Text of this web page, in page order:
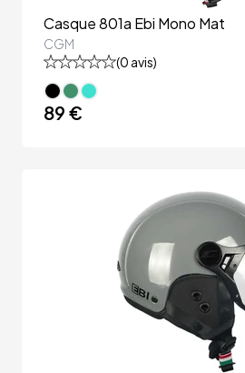
Casque 801a Ebi Mono Mat
CGM
(0 avis)
89 €